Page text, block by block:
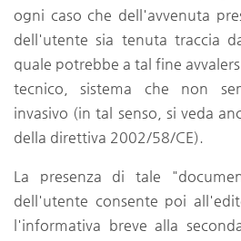
ogni caso che dell'avvenuta
dell'utente sia tenuta traccia
quale potrebbe a tal fine
tecnico, sistema che non
invasivo (in tal senso, si veda
della direttiva 2002/58/CE).
La presenza di tale
dell'utente consente poi
l'informativa breve alla